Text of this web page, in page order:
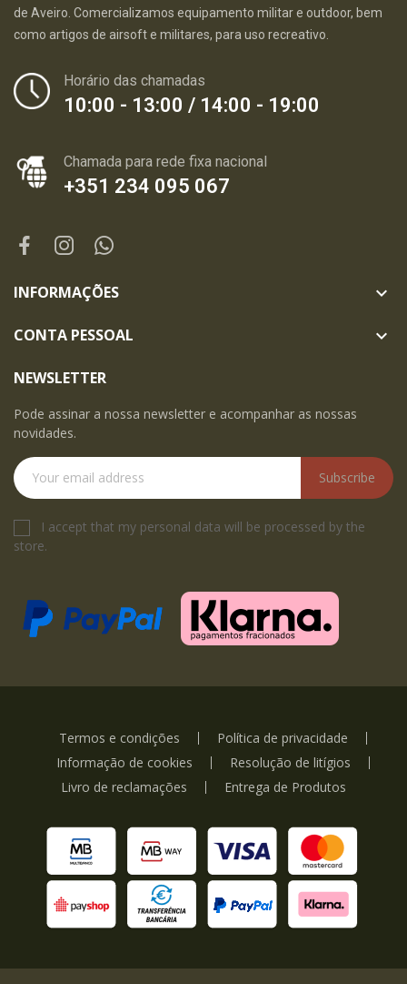
de Aveiro. Comercializamos equipamento militar e outdoor, bem
como artigos de airsoft e militares, para uso recreativo.
Horário das chamadas
10:00 - 13:00 / 14:00 - 19:00
Chamada para rede fixa nacional
+351 234 095 067
INFORMAÇÕES 
CONTA PESSOAL 
NEWSLETTER
Pode assinar a nossa newsletter e acompanhar as nossas
novidades.
Subscribe
I accept that my personal data will be processed by the
store.
Termos e condições
Política de privacidade
Informação de cookies
Resolução de litígios
Livro de reclamações
Entrega de Produtos